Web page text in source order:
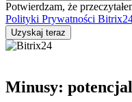
Potwierdzam, że
Polityki Prywatności
Minusy: